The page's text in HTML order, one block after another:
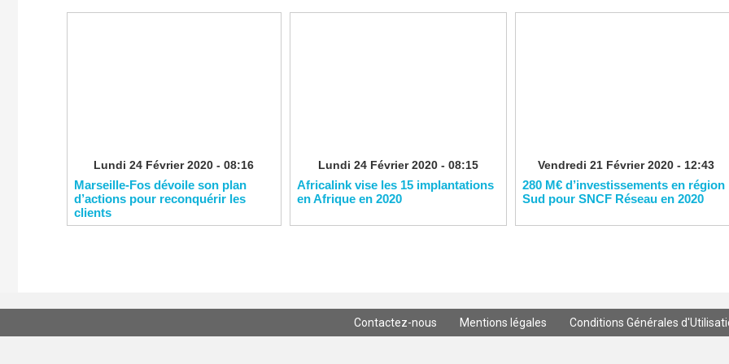
Lundi 24 Février 2020 - 08:16
Marseille-Fos dévoile son plan
d’actions pour reconquérir les
clients
Lundi 24 Février 2020 - 08:15
Africalink vise les 15 implantations
en Afrique en 2020
Vendredi 21 Février 2020 - 12:43
280 M€ d’investissements en région
Sud pour SNCF Réseau en 2020
Contactez-nous Mentions légales Conditions Générales